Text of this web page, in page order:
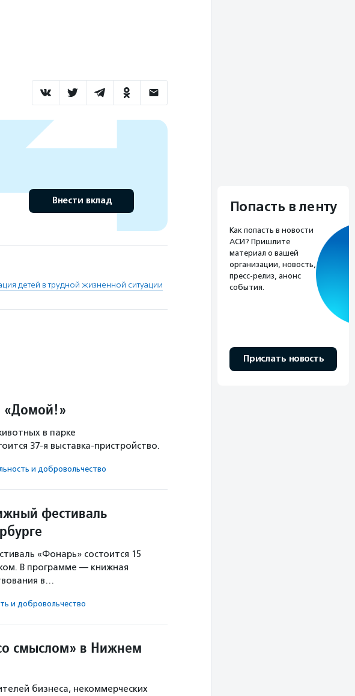
Внести вклад
детей в трудной жизненной ситуации
«Домой!»
в парке
37-я выставка-пристройство.
и доброволь­чест­во
фестиваль
«Фонарь» состоится 15
В программе — книжная
в…
и доброволь­чест­во
смыслом» в Нижнем
бизнеса, некоммерческих
Попасть в ленту
Как попасть в новости
АСИ? Пришлите
материал о вашей
организации, новость,
пресс-релиз, анонс
события.
Прислать новость